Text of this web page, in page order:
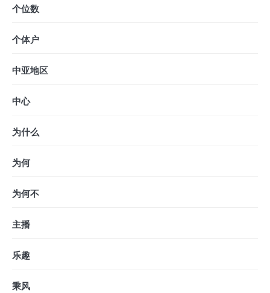
个位数
个体户
中亚地区
中心
为什么
为何
为何不
主播
乐趣
乘风